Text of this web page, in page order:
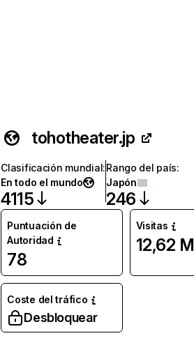
tohotheater.jp
Clasificación mundial:
En todo el mundo
4115
Rango del país:
Japón
246
Puntuación de
Autoridad
78
Visitas
12,62 M
Coste del tráfico
Desbloquear